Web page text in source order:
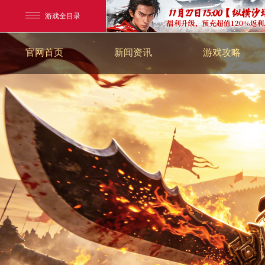
游戏全目录
《勇士ol》预约开启
横版格斗动作网游
【西游】神兽版新版
首款骑战回合制端游
剑啸九州
猛将OL
官网首页 新闻资讯 游戏攻略
游戏活动
新手指南
游戏资料